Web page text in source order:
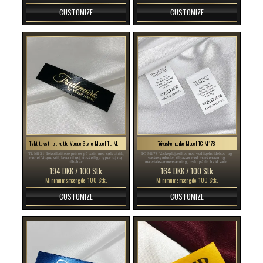
CUSTOMIZE CUSTOMIZE
Trykt tekstiletikette Vogue Style Model TL-M131
TL-M131 Tekstiletikette printet på satin med sølvskrift,
model Vogue stil, lavet til tøj, forskellige typer tøj og
tilbehør.
194 DKK / 100 Stk.
Minimumsmængde: 100 Stk.
CUSTOMIZE
Tøjvaskemærke Model TC-M178
TC-M178 Vaskeplejeetiket med vedligeholdelses- og
vaskesymboler, tilpasset med mærkenavn og
materialesammensætning, trykt på fin hvid satin.
164 DKK / 100 Stk.
Minimumsmængde: 100 Stk.
CUSTOMIZE